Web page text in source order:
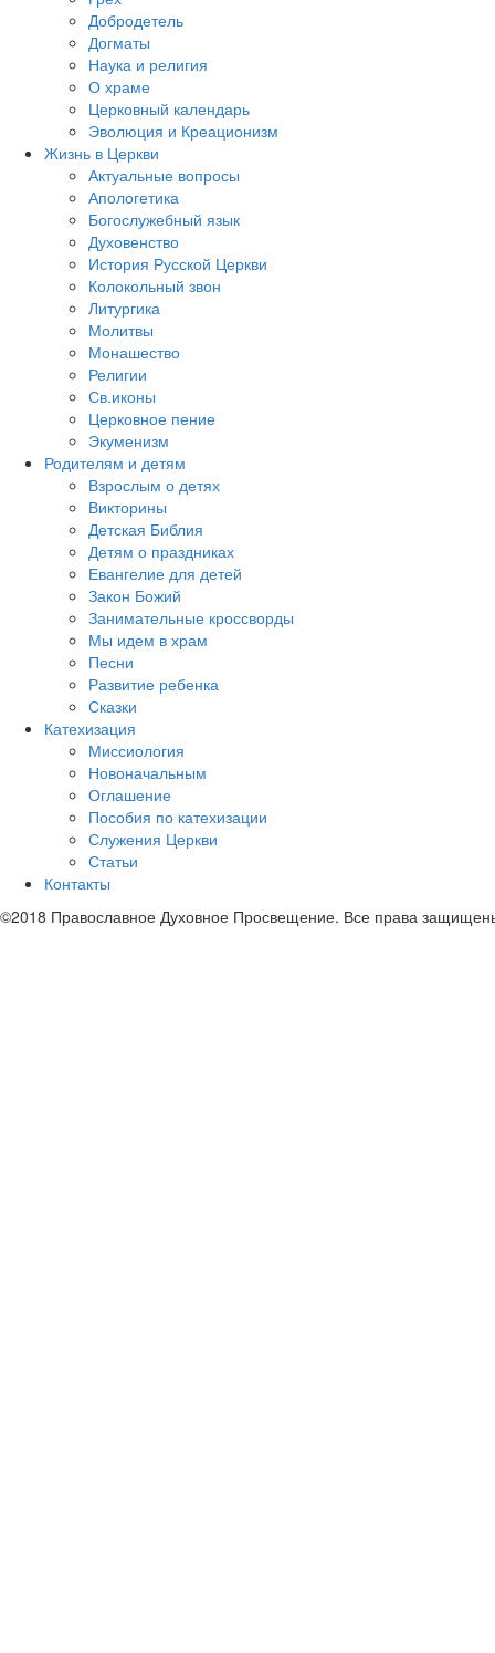
Добродетель
Догматы
Наука и религия
О храме
Церковный календарь
Эволюция и Креационизм
Жизнь в Церкви
Актуальные вопросы
Апологетика
Богослужебный язык
Духовенство
История Русской Церкви
Колокольный звон
Литургика
Молитвы
Монашество
Религии
Св.иконы
Церковное пение
Экуменизм
Родителям и детям
Взрослым о детях
Викторины
Детская Библия
Детям о праздниках
Евангелие для детей
Закон Божий
Занимательные кроссворды
Мы идем в храм
Песни
Развитие ребенка
Сказки
Катехизация
Миссиология
Новоначальным
Оглашение
Пособия по катехизации
Служения Церкви
Статьи
Контакты
©2018 Православное Духовное Просвещение. Все права